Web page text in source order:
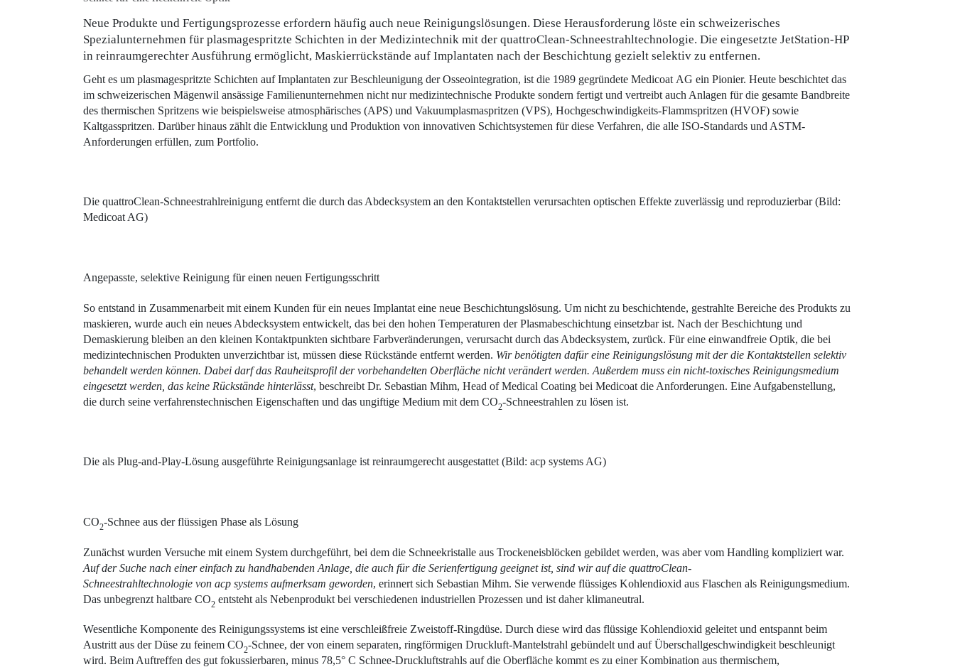
Neue Produkte und Fertigungsprozesse erfordern häufig auch neue Reinigungslösungen. Diese Herausforderung ­löste ein schweizerisches
Spezialunternehmen für plasmagespritzte Schichten in der Medizintechnik mit der quattroClean-Schneestrahltechnologie. Die eingesetzte JetStation-HP
in reinraumgerechter Ausführung ermöglicht, Maskierrück­stände auf Implantaten nach der Beschichtung gezielt selektiv zu entfernen.
Geht es um plasmagespritzte ­Schichten auf Implantaten zur Beschleunigung der Osseo­integration, ist die 1989 gegründete Medi­coat AG ein Pionier. Heute beschichtet das
im schweizerischen Mägenwil ansässige Fami­lienunternehmen nicht nur medizintechnische Produkte sondern fertigt und vertreibt auch Anlagen für die gesamte Bandbreite
des thermischen Spritzens wie beispielsweise atmosphärisches (APS) und Vakuumplasmaspritzen (VPS), Hochgeschwindigkeits-Flammspritzen (HVOF) sowie
Kaltgasspritzen. Darüber hinaus zählt die Entwicklung und Produktion von innovativen Schichtsystemen für diese Verfahren, die alle ISO-Standards und ASTM-
Anforderungen erfüllen, zum Portfolio.
Die quattroClean-Schneestrahlreinigung entfernt die durch das Abdecksystem an den Kontaktstellen verursachten optischen Effekte zuverlässig und reproduzierbar (Bild:
Medicoat AG)
Angepasste, selektive Reinigung für einen neuen Fertigungsschritt
So entstand in Zusammenarbeit mit einem Kunden für ein neues Implantat eine neue Beschichtungslösung. Um nicht zu beschich­tende, gestrahlte Bereiche des Produkts zu
maskieren, wurde auch ein neues Abdecksystem entwickelt, das bei den hohen Tempera­turen der Plasmabeschichtung einsetzbar ist. Nach der Beschichtung und
Demaskierung bleiben an den kleinen Kontaktpunkten sichtbare Farbveränderungen, verursacht durch das Abdecksystem, zurück. Für eine einwandfreie Optik, die bei
medizintechnischen Produkten unverzichtbar ist, müssen diese Rückstände entfernt werden. Wir benötigten dafür eine Reinigungslösung mit der die Kontaktstellen selektiv
behandelt werden können. Dabei darf das Rauheitsprofil der vorbehandelten Oberfläche nicht verändert werden. Außerdem muss ein nicht-toxisches Reinigungsmedium
eingesetzt werden, das keine Rückstände hinterlässt, beschreibt Dr. Sebastian Mihm, Head of Medical Coating bei Medicoat die Anforderungen. Eine Aufgabenstellung,
die durch seine verfahrenstechnischen Eigenschaften und das ungiftige Medium mit dem CO2-Schneestrahlen zu lösen ist.
Die als Plug-and-Play-Lösung ausgeführte Reinigungsanlage ist reinraumgerecht ausgestattet (Bild: acp systems AG)
CO2-Schnee aus der ­flüssigen Phase als Lösung
Zunächst wurden Versuche mit einem System durchgeführt, bei dem die Schneekristalle aus Trockeneisblöcken gebildet werden, was aber vom Handling kompliziert war.
Auf der Suche nach einer einfach zu handhabenden Anlage, die auch für die Serienfertigung geeignet ist, sind wir auf die quattroClean-
Schneestrahltechnologie von acp systems aufmerksam geworden, erinnert sich Sebastian Mihm. Sie verwende flüssiges Kohlen­dioxid aus Flaschen als Reinigungsmedium.
Das unbegrenzt haltbare CO2 entsteht als Nebenprodukt bei verschiedenen industriellen Prozessen und ist daher klimaneutral.
Wesentliche Komponente des Reinigungssystems ist eine verschleißfreie Zweistoff-Ringdüse. Durch diese wird das flüssige Kohlendioxid geleitet und entspannt beim
Austritt aus der Düse zu feinem CO2-Schnee, der von einem separaten, ringförmigen Druckluft-Mantelstrahl gebündelt und auf Überschallgeschwindigkeit beschleunigt
wird. Beim Auftreffen des gut fokussierbaren, minus 78,5° C Schnee-Druckluftstrahls auf die Oberfläche kommt es zu einer Kombination aus thermischem,